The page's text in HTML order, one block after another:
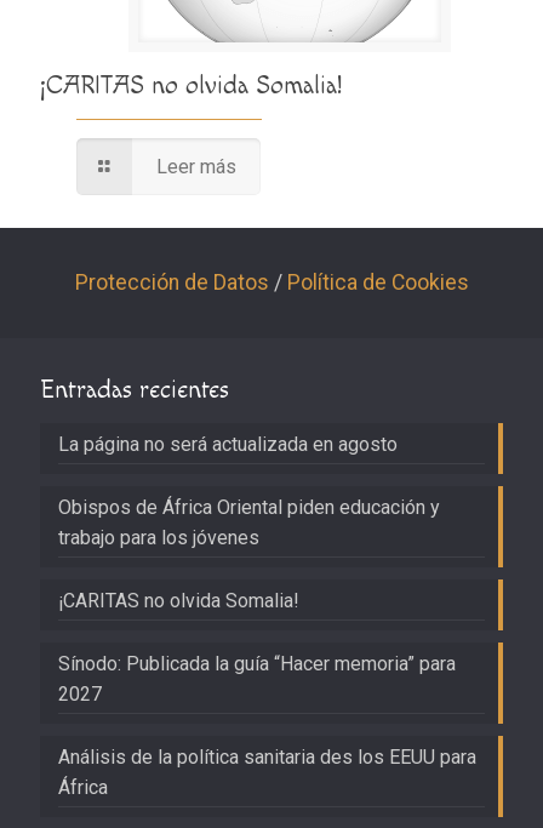
¡CARITAS no olvida Somalia!
Leer más
Protección de Datos / Política de Cookies
Entradas recientes
La página no será actualizada en agosto
Obispos de África Oriental piden educación y
trabajo para los jóvenes
¡CARITAS no olvida Somalia!
Sínodo: Publicada la guía “Hacer memoria” para
2027
Análisis de la política sanitaria des los EEUU para
África